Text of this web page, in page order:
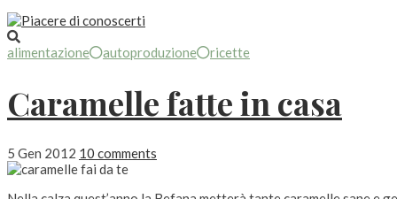
alimentazione autoproduzione ricette
Caramelle fatte in casa
5 Gen 2012 10 comments